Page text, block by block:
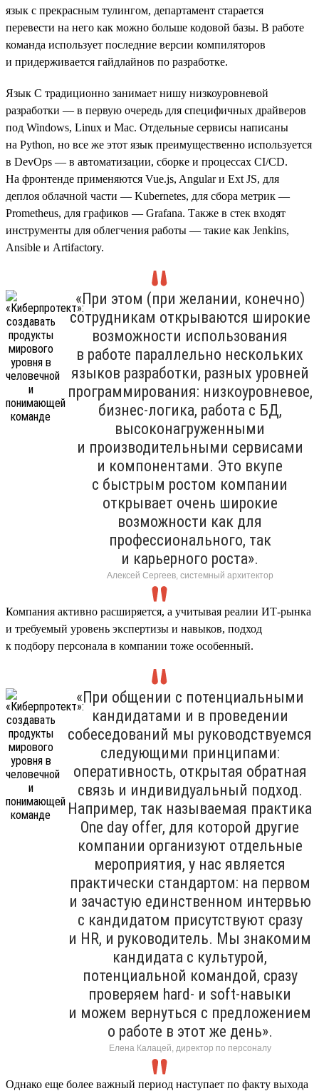
язык с прекрасным тулингом, департамент старается
перевести на него как можно больше кодовой базы. В работе
команда использует последние версии компиляторов
и придерживается гайдлайнов по разработке.
Язык C традиционно занимает нишу низкоуровневой
разработки — в первую очередь для специфичных драйверов
под Windows, Linux и Mac. Отдельные сервисы написаны
на Python, но все же этот язык преимущественно используется
в DevOps — в автоматизации, сборке и процессах CI/CD.
На фронтенде применяются Vue.js, Angular и Ext JS, для
деплоя облачной части — Kubernetes, для сбора метрик —
Prometheus, для графиков — Grafana. Также в стек входят
инструменты для облегчения работы — такие как Jenkins,
Ansible и Artifactory.
«При этом (при желании, конечно)
сотрудникам открываются широкие
возможности использования
в работе параллельно нескольких
языков разработки, разных уровней
программирования: низкоуровневое,
бизнес-логика, работа с БД,
высоконагруженными
и производительными сервисами
и компонентами. Это вкупе
с быстрым ростом компании
открывает очень широкие
возможности как для
профессионального, так
и карьерного роста».
Алексей Сергеев, системный архитектор
Компания активно расширяется, а учитывая реалии ИТ-рынка
и требуемый уровень экспертизы и навыков, подход
к подбору персонала в компании тоже особенный.
«При общении с потенциальными
кандидатами и в проведении
собеседований мы руководствуемся
следующими принципами:
оперативность, открытая обратная
связь и индивидуальный подход.
Например, так называемая практика
One day offer, для которой другие
компании организуют отдельные
мероприятия, у нас является
практически стандартом: на первом
и зачастую единственном интервью
с кандидатом присутствуют сразу
и HR, и руководитель. Мы знакомим
кандидата с культурой,
потенциальной командой, сразу
проверяем hard- и soft-навыки
и можем вернуться с предложением
о работе в этот же день».
Елена Калацей, директор по персоналу
Однако еще более важный период наступает по факту выхода